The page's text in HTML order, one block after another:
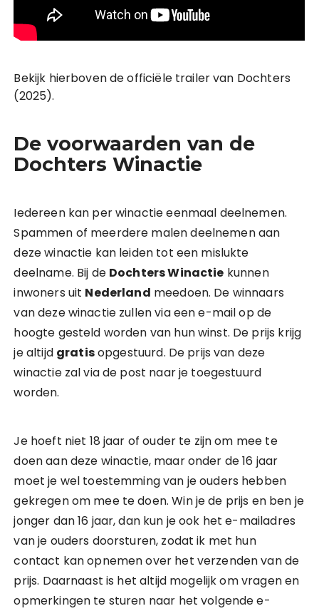
Bekijk hierboven de officiële trailer van Dochters
(2025).
De voorwaarden van de
Dochters Winactie
Iedereen kan per winactie eenmaal deelnemen.
Spammen of meerdere malen deelnemen aan
deze winactie kan leiden tot een mislukte
deelname. Bij de Dochters Winactie kunnen
inwoners uit Nederland meedoen. De winnaars
van deze winactie zullen via een e-mail op de
hoogte gesteld worden van hun winst. De prijs krijg
je altijd gratisopgestuurd. De prijs van deze
winactie zal via de post naar je toegestuurd
worden.
Je hoeft niet 18 jaar of ouder te zijn om mee te
doen aan deze winactie, maar onder de 16 jaar
moet je wel toestemming van je ouders hebben
gekregen om mee te doen. Win je de prijs en ben je
jonger dan 16 jaar, dan kun je ook het e-mailadres
van je ouders doorsturen, zodat ik met hun
contact kan opnemen over het verzenden van de
prijs. Daarnaast is het altijd mogelijk om vragen en
opmerkingen te sturen naar het volgende e-